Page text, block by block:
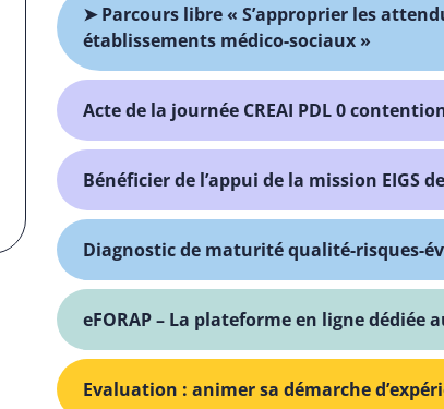
➤ Parcours libre « S’approprier les
établissements médico-sociaux »
Acte de la journée CREAI PDL 0
Bénéficier de l’appui de la mission EIGS
Diagnostic de maturité qualité-risques-
eFORAP – La plateforme en ligne dédiée
Evaluation : animer sa démarche